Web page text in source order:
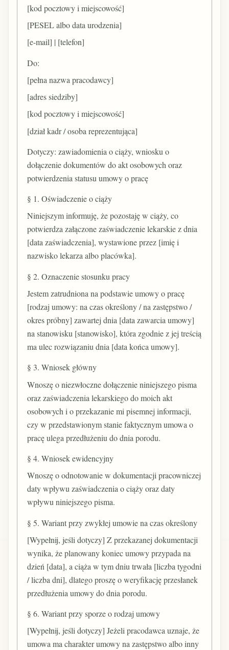
[kod pocztowy i miejscowość]
[PESEL albo data urodzenia]
[e-mail] | [telefon]
Do:
[pełna nazwa pracodawcy]
[adres siedziby]
[kod pocztowy i miejscowość]
[dział kadr / osoba reprezentująca]
Dotyczy: zawiadomienia o ciąży, wniosku o
dołączenie dokumentów do akt osobowych oraz
potwierdzenia statusu umowy o pracę
§ 1. Oświadczenie o ciąży
Niniejszym informuję, że pozostaję w ciąży, co
potwierdza załączone zaświadczenie lekarskie z dnia
[data zaświadczenia], wystawione przez [imię i
nazwisko lekarza albo placówka].
§ 2. Oznaczenie stosunku pracy
Jestem zatrudniona na podstawie umowy o pracę
[rodzaj umowy: na czas określony / na zastępstwo /
okres próbny] zawartej dnia [data zawarcia umowy]
na stanowisku [stanowisko], która zgodnie z jej treścią
ma ulec rozwiązaniu dnia [data końca umowy].
§ 3. Wniosek główny
Wnoszę o niezwłoczne dołączenie niniejszego pisma
oraz zaświadczenia lekarskiego do moich akt
osobowych i o przekazanie mi pisemnej informacji,
czy w przedstawionym stanie faktycznym umowa o
pracę ulega przedłużeniu do dnia porodu.
§ 4. Wniosek ewidencyjny
Wnoszę o odnotowanie w dokumentacji pracowniczej
daty wpływu zaświadczenia o ciąży oraz daty
wpływu niniejszego pisma.
§ 5. Wariant przy zwykłej umowie na czas określony
[Wypełnij, jeśli dotyczy] Z przekazanej dokumentacji
wynika, że planowany koniec umowy przypada na
dzień [data], a ciąża w tym dniu trwała [liczba tygodni
/ liczba dni], dlatego proszę o weryfikację przesłanek
przedłużenia umowy do dnia porodu.
§ 6. Wariant przy sporze o rodzaj umowy
[Wypełnij, jeśli dotyczy] Jeżeli pracodawca uznaje, że
umowa ma charakter umowy na zastępstwo albo inny